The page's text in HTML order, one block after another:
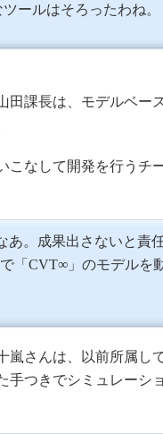
ールはそろったわね。
課長は、モデルベー
なして開発を行うチ
あ。成果出さないと責
「CVT∞」のモデルを
さんは、以前所属し
手つきでシミュレーシ